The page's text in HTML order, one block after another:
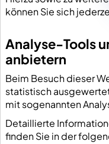
können Sie sich
Analyse-Tools
anbietern
Beim Besuch dieser
statistisch
mit sogenannten
Detaillierte
finden Sie in der